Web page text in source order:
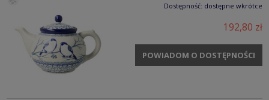
Dostępność: dostępne wkrótce
192,80 zł
POWIADOM O DOSTĘPNOŚCI